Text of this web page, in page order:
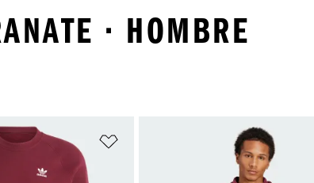
· HOMBRE
Añadir a la lista de deseos